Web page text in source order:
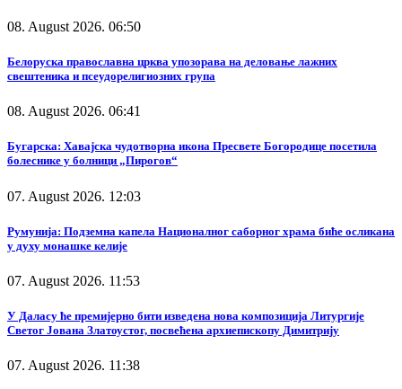
08. August 2026. 06:50
Белоруска православна црква упозорава на деловање лажних
свештеника и псеудорелигиозних група
08. August 2026. 06:41
Бугарска: Хавајска чудотворна икона Пресвете Богородице посетила
болеснике у болници „Пирогов“
07. August 2026. 12:03
Румунија: Подземна капела Националног саборног храма биће осликана
у духу монашке келије
07. August 2026. 11:53
У Даласу ће премијерно бити изведена нова композиција Литургије
Светог Јована Златоустог, посвећена архиепископу Димитрију
07. August 2026. 11:38